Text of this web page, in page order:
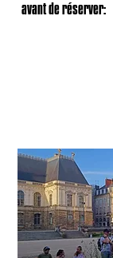
avant de réserver: